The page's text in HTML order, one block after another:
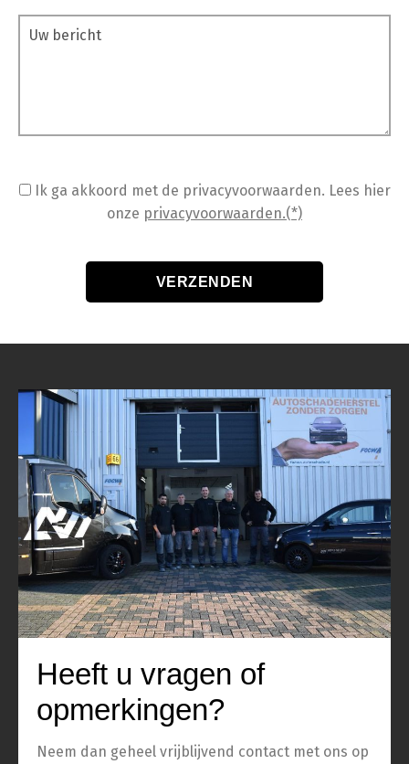
Ik ga akkoord met de privacyvoorwaarden. Lees hier
onze privacyvoorwaarden.(*)
Heeft u vragen of
opmerkingen?
Neem dan geheel vrijblijvend contact met ons op